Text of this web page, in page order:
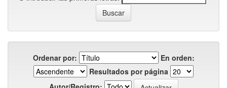
Ordenar por:
En orden:
Resultados por página